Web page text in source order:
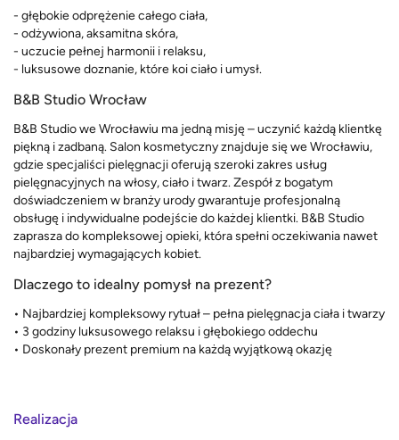
- głębokie odprężenie całego ciała,
- odżywiona, aksamitna skóra,
- uczucie pełnej harmonii i relaksu,
- luksusowe doznanie, które koi ciało i umysł.
B&B Studio Wrocław
B&B Studio we Wrocławiu ma jedną misję – uczynić każdą klientkę
piękną i zadbaną. Salon kosmetyczny znajduje się we Wrocławiu,
gdzie specjaliści pielęgnacji oferują szeroki zakres usług
pielęgnacyjnych na włosy, ciało i twarz. Zespół z bogatym
doświadczeniem w branży urody gwarantuje profesjonalną
obsługę i indywidualne podejście do każdej klientki. B&B Studio
zaprasza do kompleksowej opieki, która spełni oczekiwania nawet
najbardziej wymagających kobiet.
Dlaczego to idealny pomysł na prezent?
• Najbardziej kompleksowy rytuał – pełna pielęgnacja ciała i twarzy
• 3 godziny luksusowego relaksu i głębokiego oddechu
• Doskonały prezent premium na każdą wyjątkową okazję
Realizacja